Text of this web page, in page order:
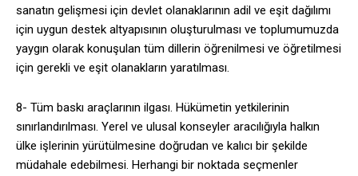
sanatın gelişmesi için devlet olanaklarının adil ve eşit dağılımı
için uygun destek altyapısının oluşturulması ve toplumumuzda
yaygın olarak konuşulan tüm dillerin öğrenilmesi ve öğretilmesi
için gerekli ve eşit olanakların yaratılması.
8- Tüm baskı araçlarının ilgası. Hükümetin yetkilerinin
sınırlandırılması. Yerel ve ulusal konseyler aracılığıyla halkın
ülke işlerinin yürütülmesine doğrudan ve kalıcı bir şekilde
müdahale edebilmesi. Herhangi bir noktada seçmenler